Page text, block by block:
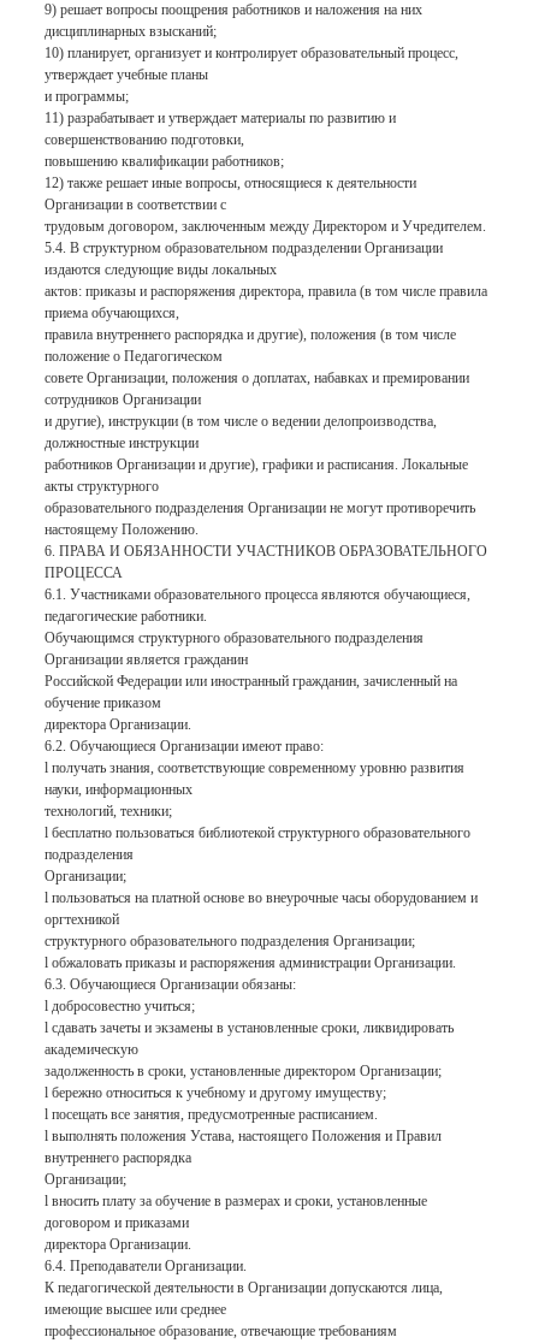
9) решает вопросы поощрения работников и наложения на них
дисциплинарных взысканий;
10) планирует, организует и контролирует образовательный процесс,
утверждает учебные планы
и программы;
11) разрабатывает и утверждает материалы по развитию и
совершенствованию подготовки,
повышению квалификации работников;
12) также решает иные вопросы, относящиеся к деятельности
Организации в соответствии с
трудовым договором, заключенным между Директором и Учредителем.
5.4. В структурном образовательном подразделении Организации
издаются следующие виды локальных
актов: приказы и распоряжения директора, правила (в том числе правила
приема обучающихся,
правила внутреннего распорядка и другие), положения (в том числе
положение о Педагогическом
совете Организации, положения о доплатах, набавках и премировании
сотрудников Организации
и другие), инструкции (в том числе о ведении делопроизводства,
должностные инструкции
работников Организации и другие), графики и расписания. Локальные
акты структурного
образовательного подразделения Организации не могут противоречить
настоящему Положению.
6. ПРАВА И ОБЯЗАННОСТИ УЧАСТНИКОВ ОБРАЗОВАТЕЛЬНОГО
ПРОЦЕССА
6.1. Участниками образовательного процесса являются обучающиеся,
педагогические работники.
Обучающимся структурного образовательного подразделения
Организации является гражданин
Российской Федерации или иностранный гражданин, зачисленный на
обучение приказом
директора Организации.
6.2. Обучающиеся Организации имеют право:
l получать знания, соответствующие современному уровню развития
науки, информационных
технологий, техники;
l бесплатно пользоваться библиотекой структурного образовательного
подразделения
Организации;
l пользоваться на платной основе во внеурочные часы оборудованием и
оргтехникой
структурного образовательного подразделения Организации;
l обжаловать приказы и распоряжения администрации Организации.
6.3. Обучающиеся Организации обязаны:
l добросовестно учиться;
l сдавать зачеты и экзамены в установленные сроки, ликвидировать
академическую
задолженность в сроки, установленные директором Организации;
l бережно относиться к учебному и другому имуществу;
l посещать все занятия, предусмотренные расписанием.
l выполнять положения Устава, настоящего Положения и Правил
внутреннего распорядка
Организации;
l вносить плату за обучение в размерах и сроки, установленные
договором и приказами
директора Организации.
6.4. Преподаватели Организации.
К педагогической деятельности в Организации допускаются лица,
имеющие высшее или среднее
профессиональное образование, отвечающие требованиям